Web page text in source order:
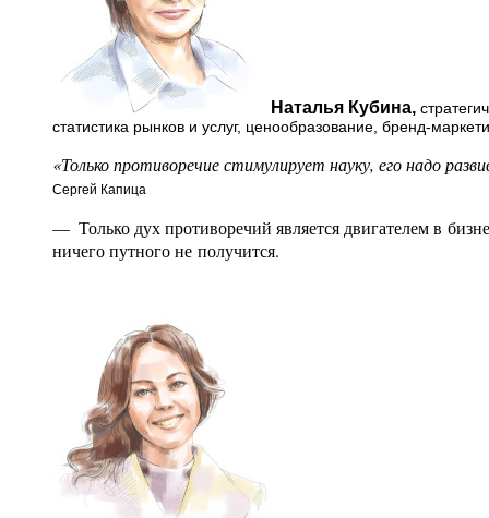
Наталья Кубина,
статистика рынков и услуг, ценообразование, бренд-
«Только противоречие стимулирует науку, его надо
Сергей Капица
— Только дух противоречий является двигателем в
ничего путного не получится.